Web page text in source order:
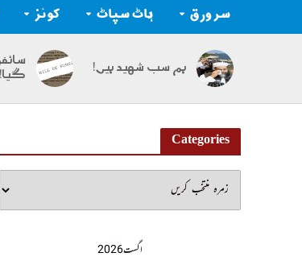
سر ورق ہاٹ سپاٹ کوئز
ہم سب شہید ہیں!
گیا!
Categories
اگست 2026